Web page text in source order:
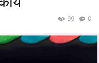
0
99